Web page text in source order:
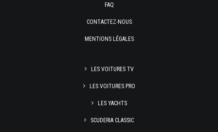
FAQ
CONTACTEZ-NOUS
MENTIONS LÉGALES
LES VOITURES TV
LES VOITURES PRO
LES YACHTS
SCUDERIA CLASSIC